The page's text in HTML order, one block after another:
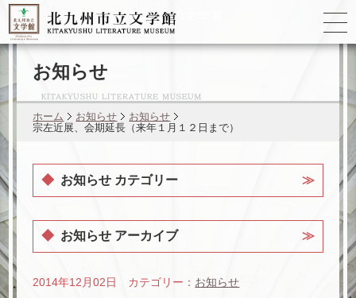
ゆかりの
お知らせ
ホーム お知らせ
お知らせ
宗左近展、会期延長（来年１月１２日まで）
2014年12月02日 カテゴリー： お知らせ
お知らせ カテゴリー
お知らせ アーカイブ